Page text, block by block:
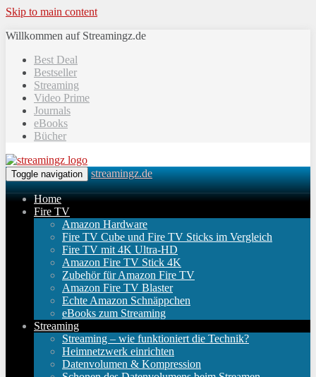
Skip to main content
Willkommen auf Streamingz.de
Best Deal
Bestseller
Streaming
Video Prime
Journals
eBooks
Bücher
Toggle navigation streamingz.de
Home
Fire TV
Amazon Hardware
Fire TV Cube und Fire TV Sticks im Vergleich
Fire TV mit 4K Ultra-HD
Amazon Fire TV Stick 4K
Zubehör für Amazon Fire TV
Amazon Fire TV Blaster
Echte Amazon Schnäppchen
eBooks zum Streaming
Streaming
Streaming – wie funktioniert die Technik?
Heimnetzwerk einrichten
Datenvolumen & Kompression